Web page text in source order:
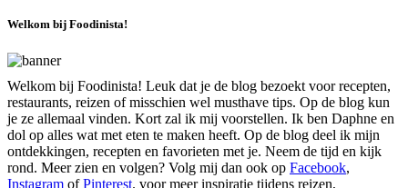
Welkom bij Foodinista!
Welkom bij Foodinista! Leuk dat je de blog bezoekt voor recepten,
restaurants, reizen of misschien wel musthave tips. Op de blog kun
je ze allemaal vinden. Kort zal ik mij voorstellen. Ik ben Daphne en
dol op alles wat met eten te maken heeft. Op de blog deel ik mijn
ontdekkingen, recepten en favorieten met je. Neem de tijd en kijk
rond. Meer zien en volgen? Volg mij dan ook op Facebook,
Instagram ofPinterest. voor meer inspiratie tijdens reizen,